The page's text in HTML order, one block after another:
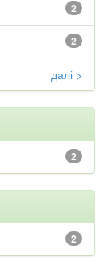
2
2
далі >
2
2